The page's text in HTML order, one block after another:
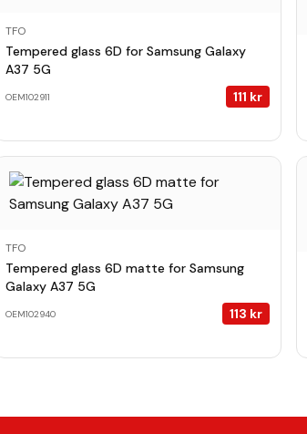
TFO
Tempered glass 6D for Samsung Galaxy
A37 5G
OEM102911 111 kr
TFO
Tempered glass 6D matte for Samsung
Galaxy A37 5G
OEM102940 113 kr